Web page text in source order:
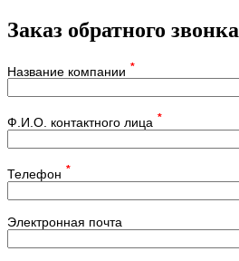
Заказ обратного звонка
Название компании *
Ф.И.О. контактного лица *
Телефон *
Электронная почта